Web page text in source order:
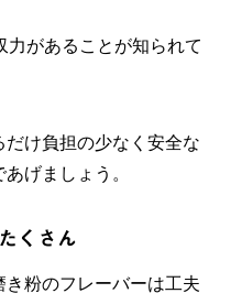
力があることが知られて
け負担の少なく安全な
げましょう。
くさん
粉のフレーバーは工夫